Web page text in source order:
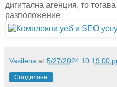
дигитална агенция, то
разположение
Vasilena at 5/27/2024 10:19:00
Споделяне